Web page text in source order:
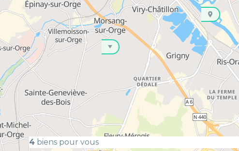
PRESTATIONS
Appartement Neuf
4 biens pour vous